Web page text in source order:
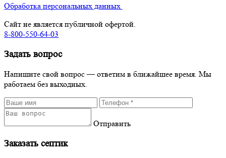
Обработка персональных данных
Сайт не является публичной офертой.
8-800-550-64-03
Задать вопрос
Напишите свой вопрос — ответим в ближайшее время. Мы
работаем без выходных.
Отправить
Заказать септик